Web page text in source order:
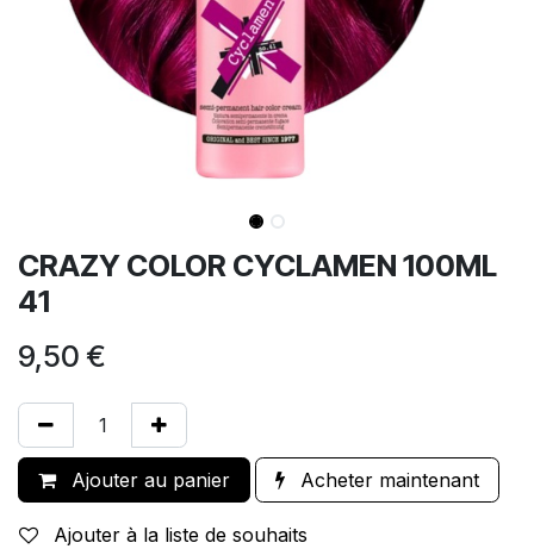
CRAZY COLOR CYCLAMEN 100ML
41
9,50 €
Ajouter au panier Acheter maintenant
Ajouter à la liste de souhaits